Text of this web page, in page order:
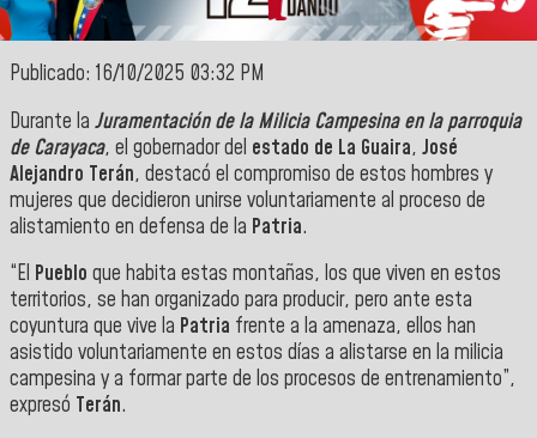
Publicado: 16/10/2025 03:32 PM
Durante la Juramentación de la Milicia Campesina en la parroquia
de Carayaca, el gobernador del estado de La Guaira, José
Alejandro Terán, destacó el compromiso de estos hombres y
mujeres que decidieron unirse voluntariamente al proceso de
alistamiento en defensa de la Patria.
“El Pueblo que habita estas montañas, los que viven en estos
territorios, se han organizado para producir, pero ante esta
coyuntura que vive la Patria frente a la amenaza, ellos han
asistido voluntariamente en estos días a alistarse en la milicia
campesina y a formar parte de los procesos de entrenamiento”,
expresó Terán.